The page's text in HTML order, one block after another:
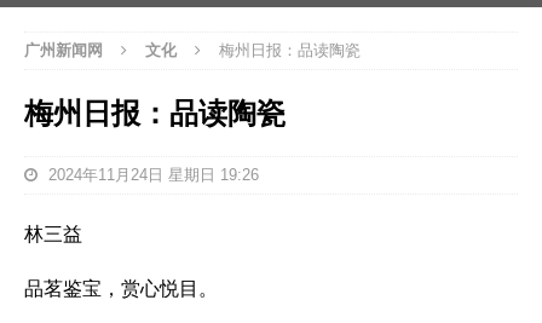
广州新闻网 文化 梅州日报：品读陶瓷
梅州日报：品读陶瓷
2024年11月24日 星期日 19:26
林三益
品茗鉴宝，赏心悦目。